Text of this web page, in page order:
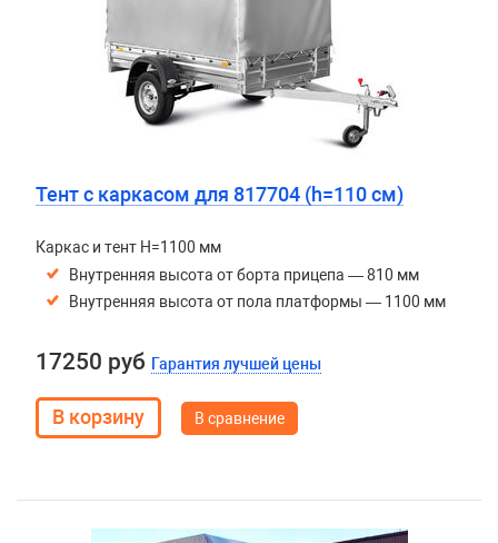
Тент с каркасом для 817704 (h=110 см)
Каркас и тент H=1100 мм
Внутренняя высота от борта прицепа — 810 мм
Внутренняя высота от пола платформы — 1100 мм
17250 руб Гарантия лучшей цены
В сравнение